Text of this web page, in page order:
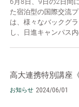
6月8日、9日の2日間
た宿泊型の国際交流
は、様々なバックグ
し、日進キャンパス
高大連携特別講座
お知らせ 2024/06/01